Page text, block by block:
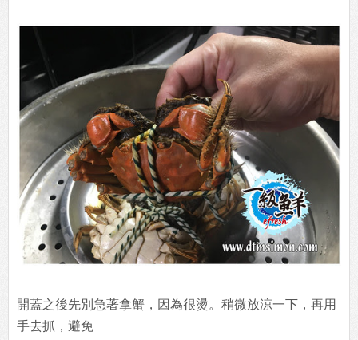
開蓋之後先別急著拿蟹，因為很燙。稍微放涼一下，再用
手去抓，避免